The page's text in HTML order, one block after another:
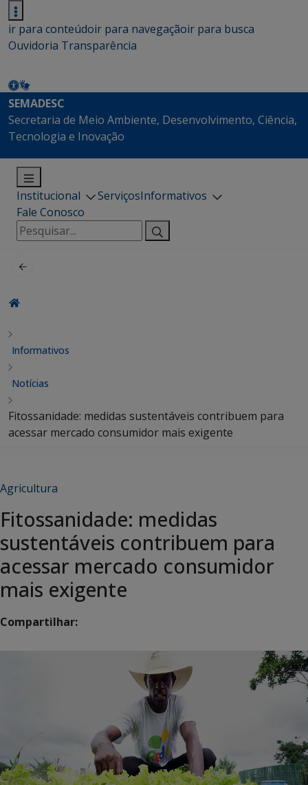
ir para conteúdoir para navegaçãoir para busca
Ouvidoria Transparência
SEMADESC
Secretaria de Meio Ambiente, Desenvolvimento, Ciência,
Tecnologia e Inovação
Institucional ServiçosInformativos
Fale Conosco
Pesquisar
por:
Informativos
Notícias
Fitossanidade: medidas sustentáveis contribuem para
acessar mercado consumidor mais exigente
Agricultura
Fitossanidade: medidas
sustentáveis contribuem para
acessar mercado consumidor
mais exigente
Compartilhar: